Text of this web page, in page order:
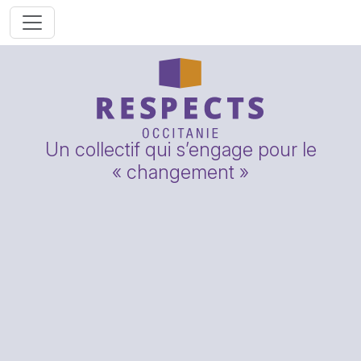
Un collectif qui s’engage pour le
« changement »